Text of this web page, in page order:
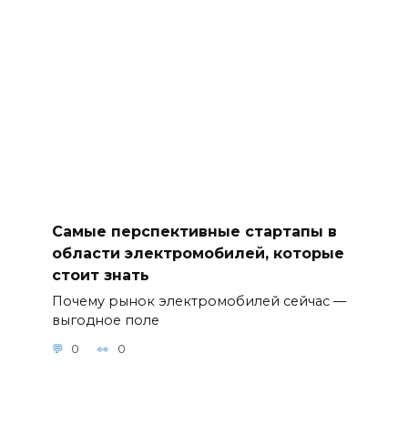
Самые перспективные стартапы в
области электромобилей, которые
стоит знать
Почему рынок электромобилей сейчас —
выгодное поле
0 0